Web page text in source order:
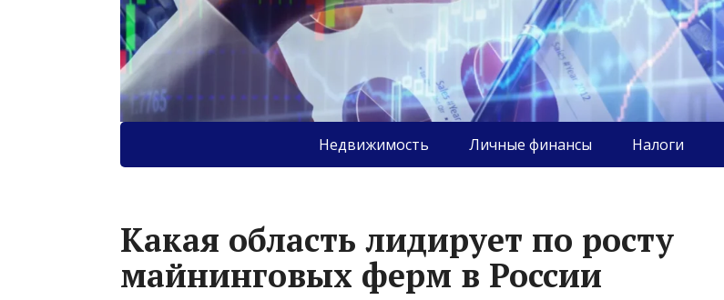
Недвижимость Личные финансы Налоги
Какая область лидирует по росту
майнинговых ферм в России